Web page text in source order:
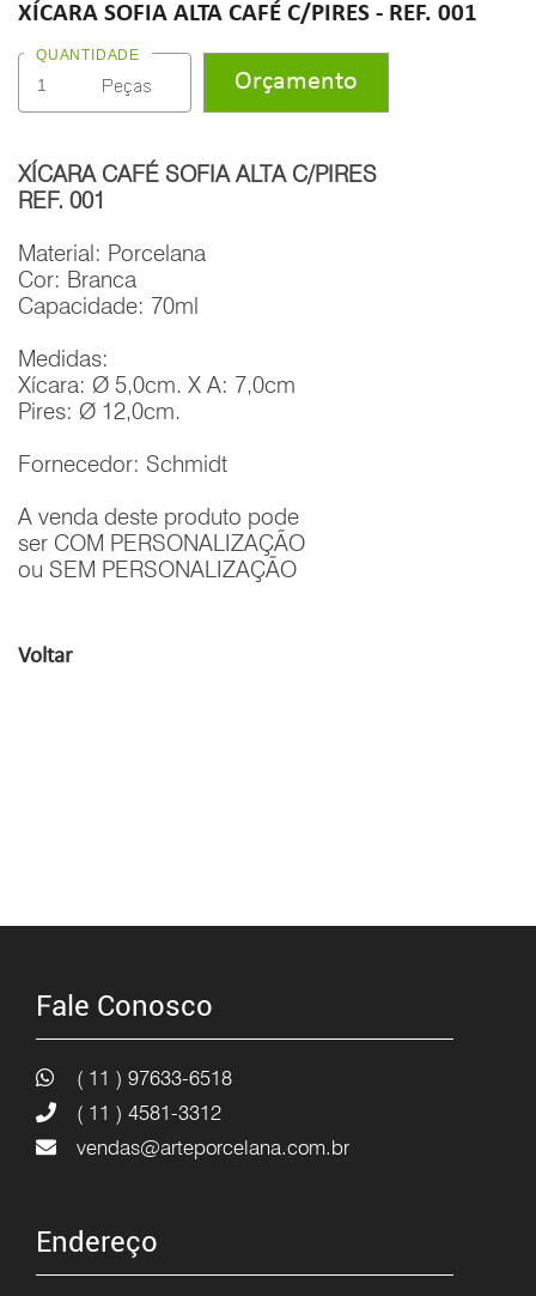
XÍCARA SOFIA ALTA CAFÉ C/PIRES - REF. 001
QUANTIDADE
XÍCARA CAFÉ SOFIA ALTA C/PIRES
REF. 001
Material: Porcelana
Cor: Branca
Capacidade: 70ml
Medidas:
Xícara: Ø 5,0cm. X A: 7,0cm
Pires: Ø 12,0cm.
Fornecedor: Schmidt
A venda deste produto pode
ser COM PERSONALIZAÇÃO
ou SEM PERSONALIZAÇÃO
Voltar
Fale Conosco
( 11 ) 97633-6518
( 11 ) 4581-3312
vendas@arteporcelana.com.br
Endereço